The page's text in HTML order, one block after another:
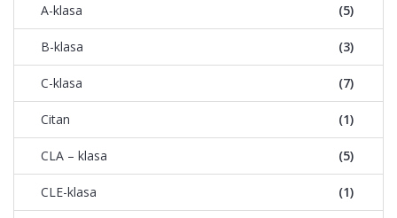
A-klasa (5)
B-klasa (3)
C-klasa (7)
Citan (1)
CLA – klasa (5)
CLE-klasa (1)